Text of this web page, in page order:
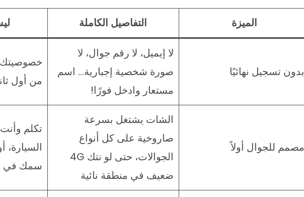
الميزة التفاصيل الكاملة
بدون تسجيل نهائيًا
لا إيميل، لا رقم جوال، لا
صورة شخصية إجبارية… اسم
مستعار وادخل فورًا!
من أول
مصمم للجوال أولاً
الشات يشتغل بسرعة
صاروخية على كل أنواع
الجوالات، حتى لو نتك 4G
ضعيف في منطقة نائية
تكلم
السيارة،
سمك في